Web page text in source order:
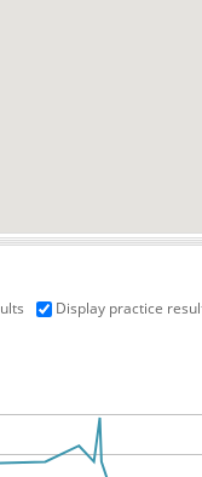
Display practice